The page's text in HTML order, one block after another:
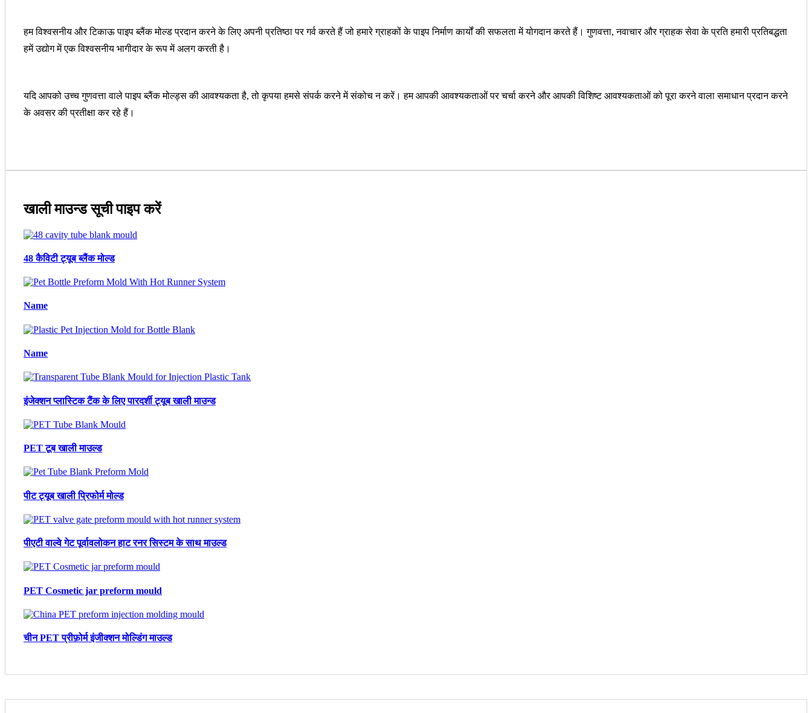
हम विश्वसनीय और टिकाऊ पाइप ब्लैंक मोल्ड प्रदान करने के लिए अपनी प्रतिष्ठा पर गर्व करते हैं जो हमारे ग्राहकों के पाइप निर्माण कार्यों की सफलता में योगदान करते हैं। गुणवत्ता, नवाचार और ग्राहक सेवा के प्रति हमारी प्रतिबद्धता
हमें उद्योग में एक विश्वसनीय भागीदार के रूप में अलग करती है।
यदि आपको उच्च गुणवत्ता वाले पाइप ब्लैंक मोल्ड्स की आवश्यकता है, तो कृपया हमसे संपर्क करने में संकोच न करें। हम आपकी आवश्यकताओं पर चर्चा करने और आपकी विशिष्ट आवश्यकताओं को पूरा करने वाला समाधान प्रदान करने
के अवसर की प्रतीक्षा कर रहे हैं।
खाली माउन्ड सूची पाइप करें
48 कैविटी ट्यूब ब्लैंक मोल्ड
Name
Name
इंजेक्शन प्लास्टिक टैंक के लिए पारदर्शी ट्यूब खाली माउन्ड
PET टूब खाली माउल्ड
पीट ट्यूब खाली प्रिफोर्म मोल्ड
पीएटी वाल्वे गेट पूर्वावलोकन हाट रनर सिस्टम के साथ माउल्ड
PET Cosmetic jar preform mould
चीन PET प्रीफ़ोर्म इंजीक्शन मोल्डिंग माउल्ड